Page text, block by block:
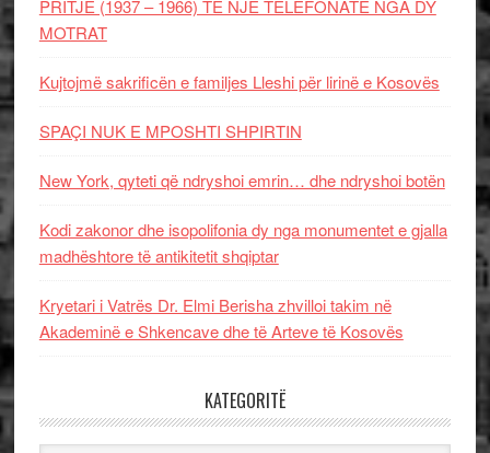
PRITJE (1937 – 1966) TË NJË TELEFONATE NGA DY
MOTRAT
Kujtojmë sakrificën e familjes Lleshi për lirinë e Kosovës
SPAÇI NUK E MPOSHTI SHPIRTIN
New York, qyteti që ndryshoi emrin… dhe ndryshoi botën
Kodi zakonor dhe isopolifonia dy nga monumentet e gjalla
madhështore të antikitetit shqiptar
Kryetari i Vatrës Dr. Elmi Berisha zhvilloi takim në
Akademinë e Shkencave dhe të Arteve të Kosovës
KATEGORITË